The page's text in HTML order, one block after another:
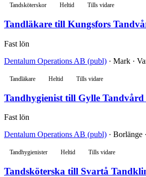
Tandsköterskor Heltid Tills vidare
Tandläkare till Kungsfors
Fast lön
Dentalum Operations AB (publ) · Mark ·
Tandläkare Heltid Tills vidare
Tandhygienist till Gylle Tandvård
Fast lön
Dentalum Operations AB (publ) · Borlänge
Tandhygienister Heltid Tills vidare
Tandsköterska till Svartå